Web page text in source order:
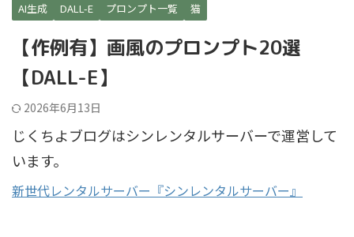
AI生成
DALL-E プロンプト一覧 猫
【作例有】画風のプロンプト20選
【DALL-E】
2026年6月13日
じくちよブログはシンレンタルサーバーで運営して
います。
新世代レンタルサーバー『シンレンタルサーバー』